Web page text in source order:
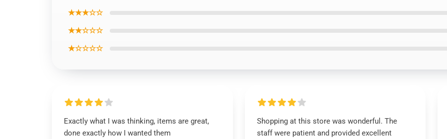
★★★☆☆
★★☆☆☆
★☆☆☆☆
Exactly what I was thinking, items are great,
done exactly how I wanted them
Shopping at this store was wonderful. The
staff were patient and provided excellent